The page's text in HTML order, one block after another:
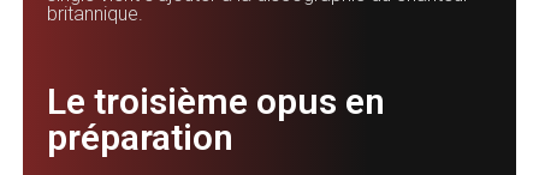
britannique.
Le troisième opus en
préparation